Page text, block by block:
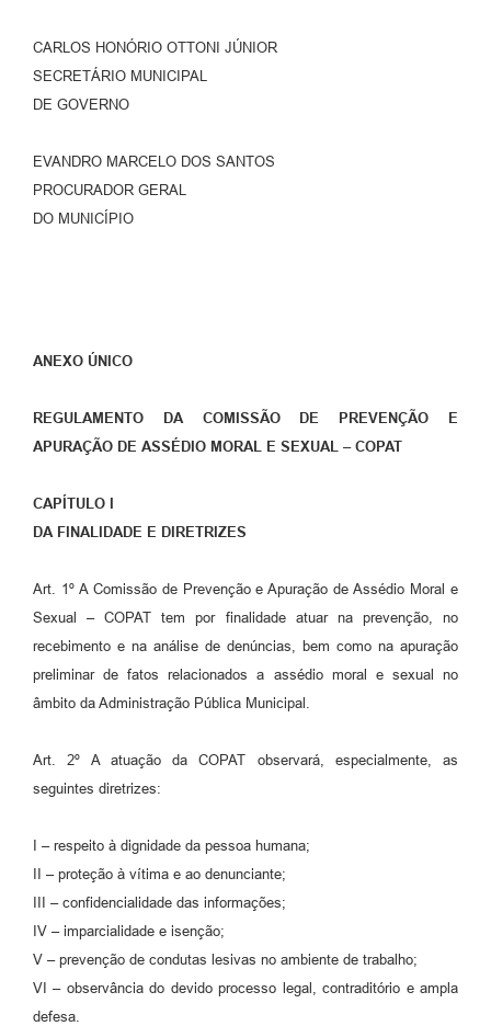
CARLOS HONÓRIO OTTONI JÚNIOR
SECRETÁRIO MUNICIPAL
DE GOVERNO
EVANDRO MARCELO DOS SANTOS
PROCURADOR GERAL
DO MUNICÍPIO
ANEXO ÚNICO
REGULAMENTO DA COMISSÃO DE PREVENÇÃO E
APURAÇÃO DE ASSÉDIO MORAL E SEXUAL – COPAT
CAPÍTULO I
DA FINALIDADE E DIRETRIZES
Art. 1º A Comissão de Prevenção e Apuração de Assédio Moral e
Sexual – COPAT tem por finalidade atuar na prevenção, no
recebimento e na análise de denúncias, bem como na apuração
preliminar de fatos relacionados a assédio moral e sexual no
âmbito da Administração Pública Municipal.
Art. 2º A atuação da COPAT observará, especialmente, as
seguintes diretrizes:
I – respeito à dignidade da pessoa humana;
II – proteção à vítima e ao denunciante;
III – confidencialidade das informações;
IV – imparcialidade e isenção;
V – prevenção de condutas lesivas no ambiente de trabalho;
VI – observância do devido processo legal, contraditório e ampla
defesa.